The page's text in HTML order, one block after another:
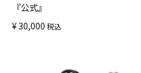
『公式』
¥30,000 税込